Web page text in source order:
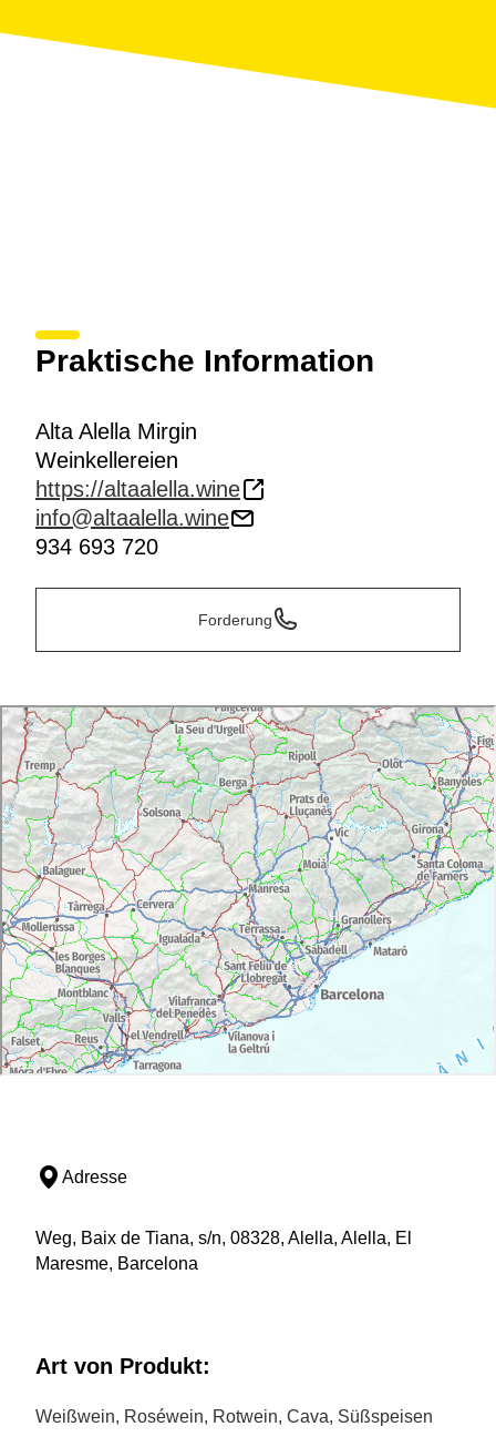
Empfangszentrum für die Besucher
Weinliebhaber, nach einem schönen Spaziergang
zwischen den Weinbergen, sämtliche Weine und
Praktische Information
Alta Alella Mirgin
Weinkellereien
https://altaalella.wine
info@altaalella.wine
934 693 720
Forderung
Adresse
Weg, Baix de Tiana, s/n, 08328, Alella, Alella, El
Maresme, Barcelona
Art von Produkt:
Weißwein, Roséwein, Rotwein, Cava, Süßspeisen